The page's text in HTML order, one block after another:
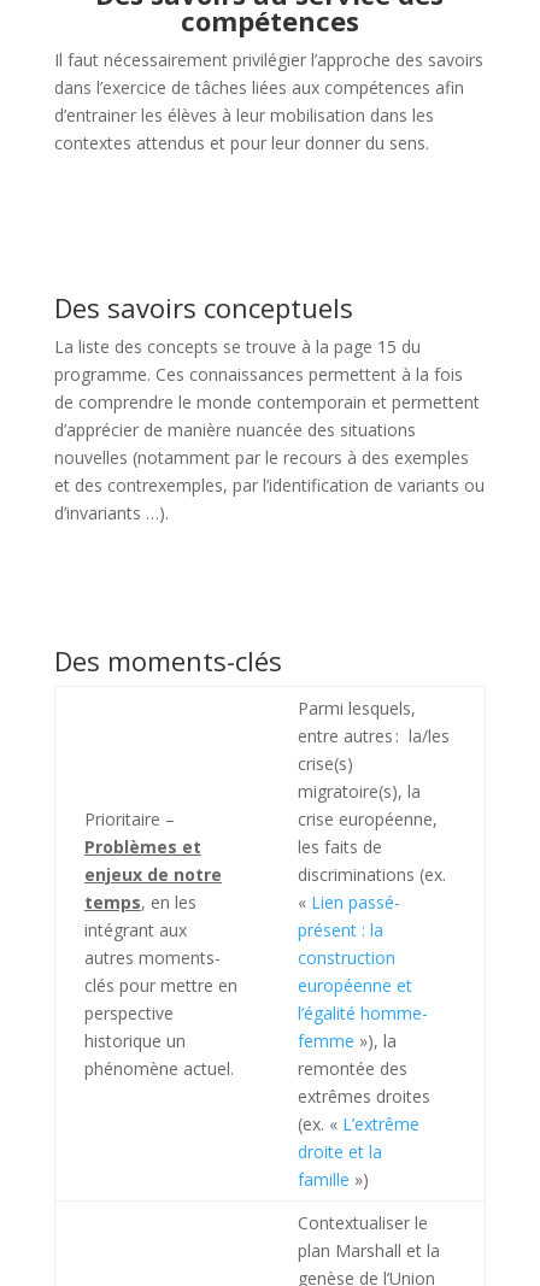
compétences
Il faut nécessairement privilégier l’approche des savoirs
dans l’exercice de tâches liées aux compétences afin
d’entrainer les élèves à leur mobilisation dans les
contextes attendus et pour leur donner du sens.
Des savoirs conceptuels
La liste des concepts se trouve à la page 15 du
programme. Ces connaissances permettent à la fois
de comprendre le monde contemporain et permettent
d’apprécier de manière nuancée des situations
nouvelles (notamment par le recours à des exemples
et des contrexemples, par l’identification de variants ou
d’invariants …).
Des moments-clés
Prioritaire –
Problèmes et
enjeux de notre
temps, en les
intégrant aux
autres moments-
clés pour mettre en
perspective
historique un
phénomène actuel.
Parmi lesquels,
entre autres : la/les
crise(s)
migratoire(s), la
crise européenne,
les faits de
discriminations (ex.
« Lien passé-
présent : la
construction
européenne et
l’égalité homme-
femme »), la
remontée des
extrêmes droites
(ex. « L’extrême
droite et la
famille »)
Contextualiser le
plan Marshall et la
genèse de l’Union